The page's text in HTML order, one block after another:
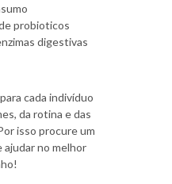
probioticos
digestivas
cada indivíduo
da rotina e das
isso procure um
no melhor